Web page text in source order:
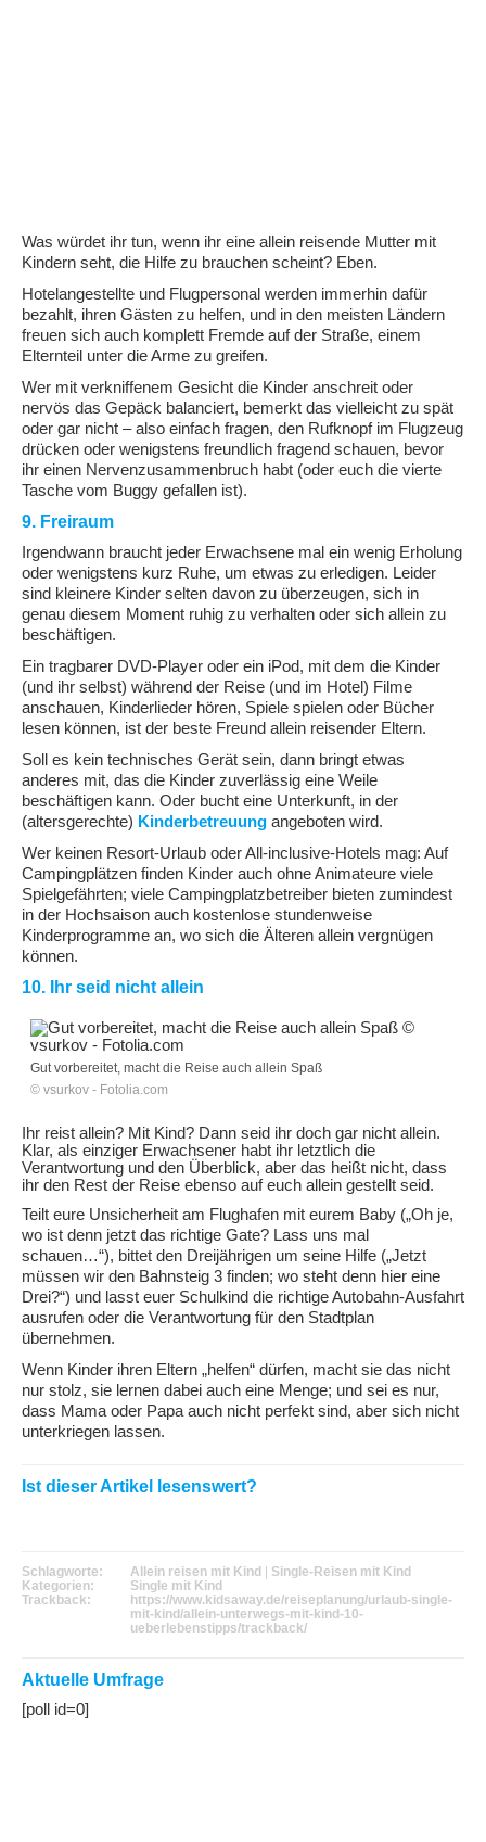
Was würdet ihr tun, wenn ihr eine allein reisende Mutter mit
Kindern seht, die Hilfe zu brauchen scheint? Eben.
Hotelangestellte und Flugpersonal werden immerhin dafür
bezahlt, ihren Gästen zu helfen, und in den meisten Ländern
freuen sich auch komplett Fremde auf der Straße, einem
Elternteil unter die Arme zu greifen.
Wer mit verkniffenem Gesicht die Kinder anschreit oder
nervös das Gepäck balanciert, bemerkt das vielleicht zu spät
oder gar nicht – also einfach fragen, den Rufknopf im Flugzeug
drücken oder wenigstens freundlich fragend schauen, bevor
ihr einen Nervenzusammenbruch habt (oder euch die vierte
Tasche vom Buggy gefallen ist).
9. Freiraum
Irgendwann braucht jeder Erwachsene mal ein wenig Erholung
oder wenigstens kurz Ruhe, um etwas zu erledigen. Leider
sind kleinere Kinder selten davon zu überzeugen, sich in
genau diesem Moment ruhig zu verhalten oder sich allein zu
beschäftigen.
Ein tragbarer DVD-Player oder ein iPod, mit dem die Kinder
(und ihr selbst) während der Reise (und im Hotel) Filme
anschauen, Kinderlieder hören, Spiele spielen oder Bücher
lesen können, ist der beste Freund allein reisender Eltern.
Soll es kein technisches Gerät sein, dann bringt etwas
anderes mit, das die Kinder zuverlässig eine Weile
beschäftigen kann. Oder bucht eine Unterkunft, in der
(altersgerechte) Kinderbetreuung angeboten wird.
Wer keinen Resort-Urlaub oder All-inclusive-Hotels mag: Auf
Campingplätzen finden Kinder auch ohne Animateure viele
Spielgefährten; viele Campingplatzbetreiber bieten zumindest
in der Hochsaison auch kostenlose stundenweise
Kinderprogramme an, wo sich die Älteren allein vergnügen
können.
10. Ihr seid nicht allein
Gut vorbereitet, macht die Reise auch allein Spaß
© vsurkov - Fotolia.com
Ihr reist allein? Mit Kind? Dann seid ihr doch gar nicht allein.
Klar, als einziger Erwachsener habt ihr letztlich die
Verantwortung und den Überblick, aber das heißt nicht, dass
ihr den Rest der Reise ebenso auf euch allein gestellt seid.
Teilt eure Unsicherheit am Flughafen mit eurem Baby („Oh je,
wo ist denn jetzt das richtige Gate? Lass uns mal
schauen…“), bittet den Dreijährigen um seine Hilfe („Jetzt
müssen wir den Bahnsteig 3 finden; wo steht denn hier eine
Drei?“) und lasst euer Schulkind die richtige Autobahn-Ausfahrt
ausrufen oder die Verantwortung für den Stadtplan
übernehmen.
Wenn Kinder ihren Eltern „helfen“ dürfen, macht sie das nicht
nur stolz, sie lernen dabei auch eine Menge; und sei es nur,
dass Mama oder Papa auch nicht perfekt sind, aber sich nicht
unterkriegen lassen.
Ist dieser Artikel lesenswert?
Schlagworte: Allein reisen mit Kind | Single-Reisen mit Kind
Kategorien:
Single mit Kind
Trackback:
https://www.kidsaway.de/reiseplanung/urlaub-single-
mit-kind/allein-unterwegs-mit-kind-10-
ueberlebenstipps/trackback/
Aktuelle Umfrage
[poll id=0]